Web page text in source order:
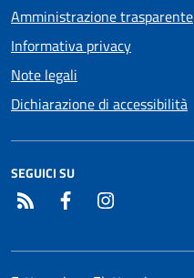
Amministrazione trasparente
Informativa privacy
Note legali
Dichiarazione di accessibilità
SEGUICI SU
RSS Facebook